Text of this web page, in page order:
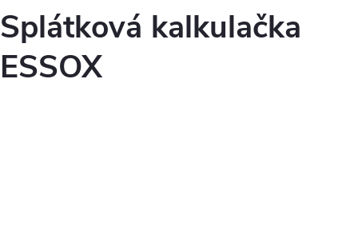
Splátková kalkulačka
ESSOX